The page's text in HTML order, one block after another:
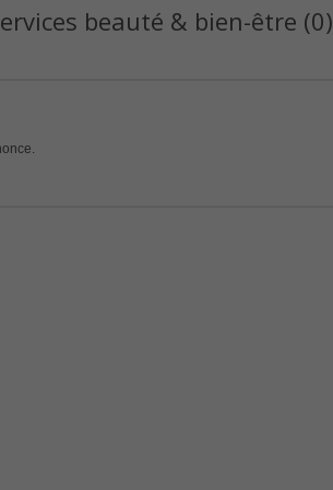
beauté & bien-être (0)